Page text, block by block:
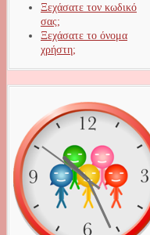
Ξεχάσατε τον κωδικό
σας;
Ξεχάσατε το όνομα
χρήστη;